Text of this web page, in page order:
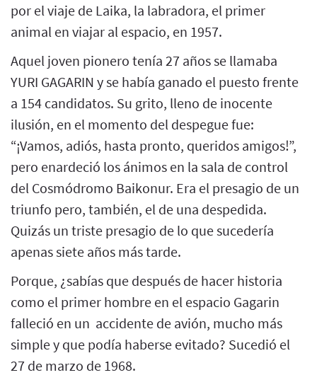
por el viaje de Laika, la labradora, el primer
animal en viajar al espacio, en 1957.
Aquel joven pionero tenía 27 años se llamaba
YURI GAGARIN y se había ganado el puesto frente
a 154 candidatos. Su grito, lleno de inocente
ilusión, en el momento del despegue fue:
“¡Vamos, adiós, hasta pronto, queridos amigos!”,
pero enardeció los ánimos en la sala de control
del Cosmódromo Baikonur. Era el presagio de un
triunfo pero, también, el de una despedida.
Quizás un triste presagio de lo que sucedería
apenas siete años más tarde.
Porque, ¿sabías que después de hacer historia
como el primer hombre en el espacio Gagarin
falleció en un accidente de avión, mucho más
simple y que podía haberse evitado? Sucedió el
27 de marzo de 1968.